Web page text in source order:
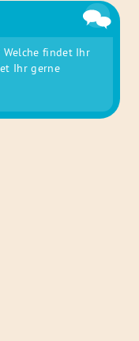
findet Ihr
Ihr gerne